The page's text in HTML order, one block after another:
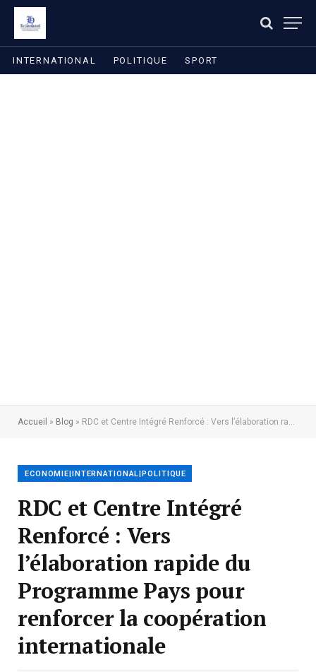
INTERNATIONAL POLITIQUE SPORT
Accueil » Blog » RDC et Centre Intégré Renforcé : Vers l’élaboration rapide du Programme Pays pour renforcer la coopération internationale
ECONOMIE|INTERNATIONAL|POLITIQUE
RDC et Centre Intégré
Renforcé : Vers
l’élaboration rapide du
Programme Pays pour
renforcer la coopération
internationale